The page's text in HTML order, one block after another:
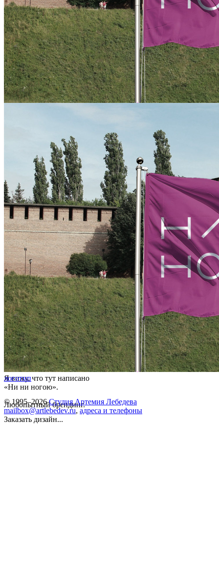
Я вижу, что тут написано
«Ни ни ногою».
Любопытный брендинг.
логотип
© 1995–2026 Студия Артемия Лебедева
mailbox@artlebedev.ru, адреса и телефоны
Заказать дизайн...